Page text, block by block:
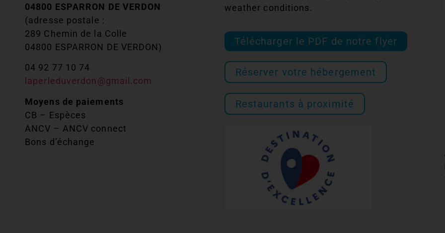
04800 ESPARRON DE VERDON
(adresse postale :
289 Chemin de la Colle
04800 ESPARRON DE VERDON)
04 92 77 10 74
laperleduverdon@gmail.com
Moyens de paiements
CB – Espèces
ANCV – ANCV connect
Bons d’échange
weather conditions.
Télécharger le PDF de notre flyer
Réserver votre hébergement
Restaurants à proximité